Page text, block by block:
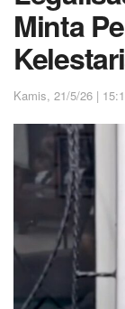
Minta
Kamis, 21/5/26 |